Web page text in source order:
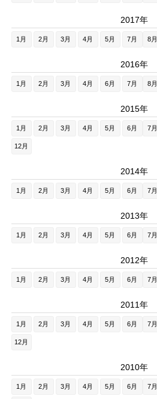
2017年
1月 2月 3月 4月 5月 7月 8月
2016年
1月 2月 3月 4月 6月 7月 8月
2015年
1月 2月 3月 4月 5月 6月 7月
12月
2014年
1月 2月 3月 4月 5月 6月 7月
2013年
1月 2月 3月 4月 5月 6月 7月
2012年
1月 2月 3月 4月 5月 6月 7月
2011年
1月 2月 3月 4月 5月 6月 7月
12月
2010年
1月 2月 3月 4月 5月 6月 7月